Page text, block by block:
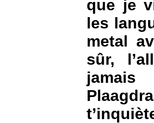
que je
les
metal
sûr,
jamais